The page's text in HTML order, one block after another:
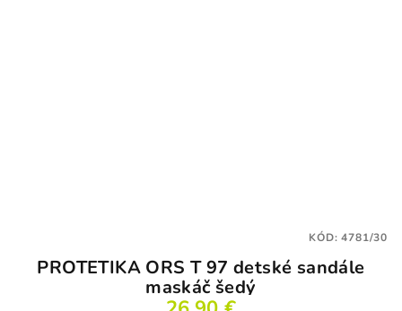
PROTETIKA ORS T 97 detské sandále
maskáč šedý
KÓD:4781/30